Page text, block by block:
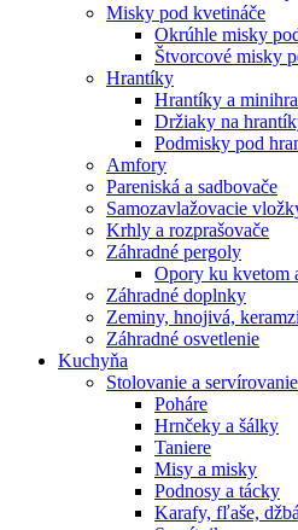
Misky pod kvetináče
Okrúhle misky
Štvorcové misky
Hrantíky
Hrantíky a
Držiaky na
Podmisky pod
Amfory
Pareniská a sadbovače
Samozavlažovacie
Krhly a rozprašovače
Záhradné pergoly
Opory ku kvetom
Záhradné doplnky
Zeminy, hnojivá,
Záhradné osvetlenie
Kuchyňa
Stolovanie a servírovanie
Poháre
Hrnčeky a šálky
Taniere
Misy a misky
Podnosy a tácky
Karafy, fľaše,